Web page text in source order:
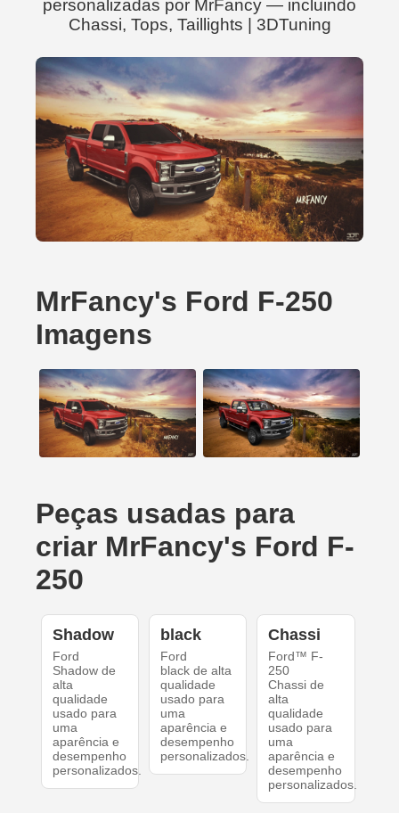
personalizadas por MrFancy — incluindo
Chassi, Tops, Taillights | 3DTuning
MrFancy's Ford F-250
Imagens
Peças usadas para
criar MrFancy's Ford F-
250
Shadow
Ford
Shadow de
alta
qualidade
usado para
uma
aparência e
desempenho
personalizados.
black
Ford
black de alta
qualidade
usado para
uma
aparência e
desempenho
personalizados.
Chassi
Ford™ F-
250
Chassi de
alta
qualidade
usado para
uma
aparência e
desempenho
personalizados.